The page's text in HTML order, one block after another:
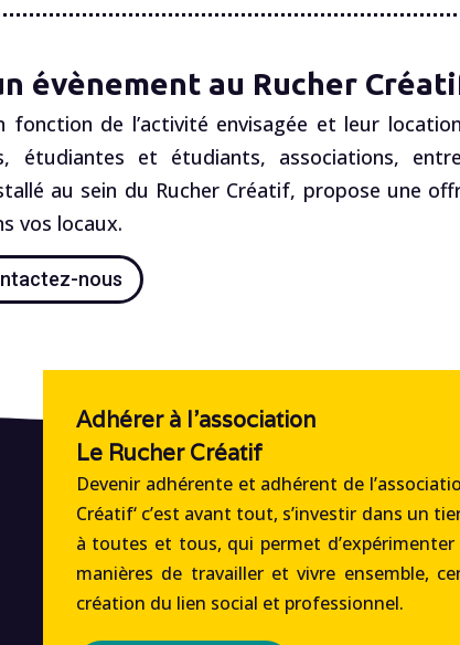
évènement au Rucher
de l’activité envisagée et leur
et étudiants, associations,
au sein du Rucher Créatif, propose une
vos locaux.
nous
Adhérer à l'association
Le Rucher Créatif
Devenir adhérente et adhérent de
Créatif‘ c’est avant tout, s’investir dans un
à toutes et tous, qui permet d’expérimenter
manières de travailler et vivre ensemble,
création du lien social et professionnel.